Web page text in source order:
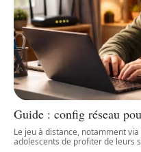
Guide : config réseau
Le jeu à distance, notamment
adolescents de profiter de leurs